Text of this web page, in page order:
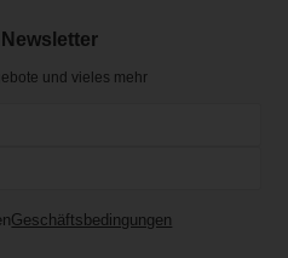
und vieles mehr
Geschäftsbedingungen